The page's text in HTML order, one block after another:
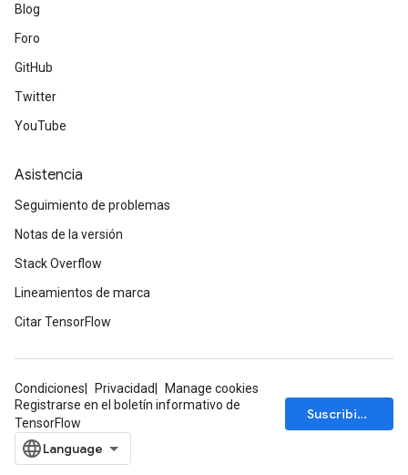
Blog
Foro
GitHub
Twitter
YouTube
Asistencia
Seguimiento de problemas
Notas de la versión
Stack Overflow
Lineamientos de marca
Citar TensorFlow
Condiciones Privacidad
Manage cookies
Registrarse en el boletín informativo de
TensorFlow
Suscribirse